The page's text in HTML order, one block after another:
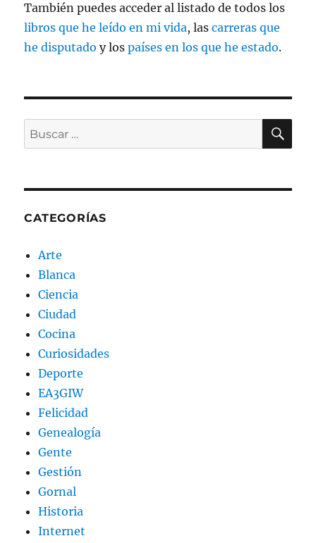
También puedes acceder al listado de todos los
libros que he leído en mi vida, lascarreras que
he disputado y lospaíses en los que he estado.
Buscar
por:
CATEGORÍAS
Arte
Blanca
Ciencia
Ciudad
Cocina
Curiosidades
Deporte
EA3GIW
Felicidad
Genealogía
Gente
Gestión
Gornal
Historia
Internet